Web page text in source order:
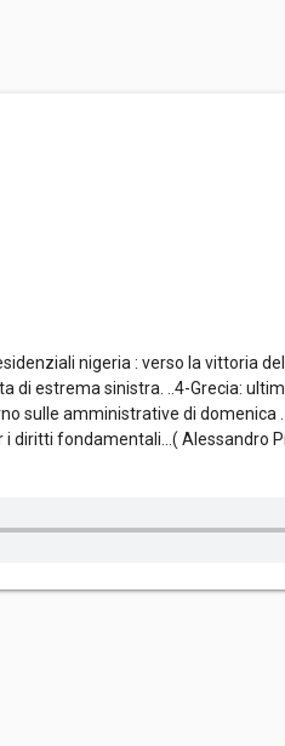
nigeria : verso la vittoria
estrema sinistra. ..4-Grecia:
sulle amministrative di
fondamentali...( Alessandro